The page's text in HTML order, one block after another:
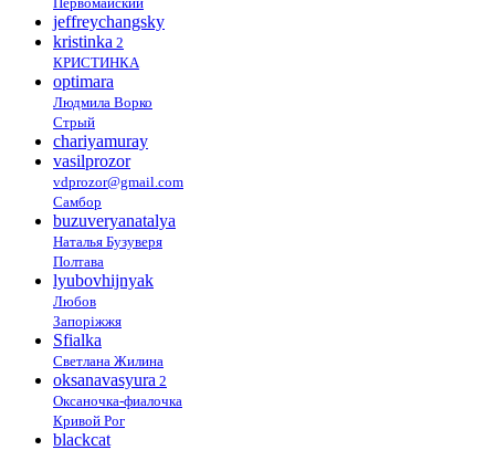
jeffreychangsky
kristinka 2
КРИСТИНКА
optimara
Людмила Ворко
Стрый
chariyamuray
vasilprozor
vdprozor@gmail.com
Самбор
buzuveryanatalya
Наталья Бузуверя
Полтава
lyubovhijnyak
Любов
Запоріжжя
Sfialka
Светлана Жилина
oksanavasyura 2
Оксаночка-фиалочка
Кривой Рог
blackcat